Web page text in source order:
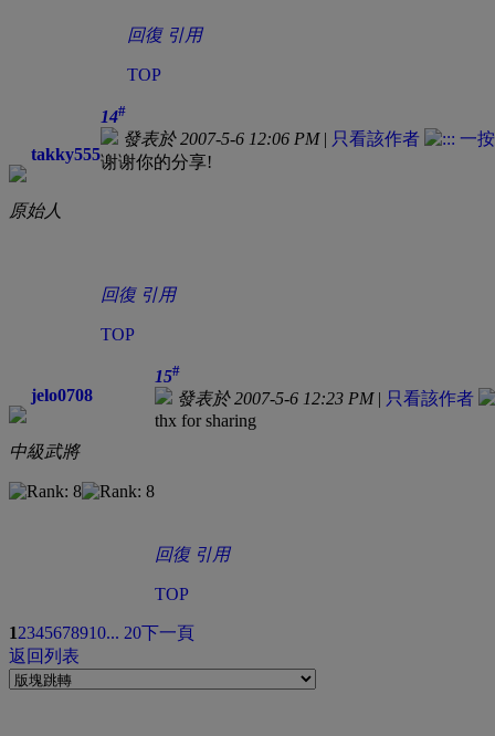
回復 引用
TOP
takky555
原始人
14#
發表於 2007-5-6 12:06 PM| 只看該作者
谢谢你的分享!
回復 引用
TOP
jelo0708
中級武將
15#
發表於 2007-5-6 12:23 PM| 只看該作者
thx for sharing
回復 引用
TOP
12345678910... 20下一頁
返回列表